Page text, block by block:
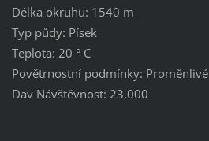
Délka okruhu: 1540 m
Typ půdy: Písek
Teplota: 20 ° C
Povětrnostní podmínky: Proměnlivé
Dav Návštěvnost: 23,000